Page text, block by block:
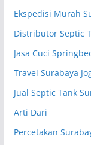
Ekspedisi Murah
Distributor Septic
Jasa Cuci
Travel Surabaya
Jual Septic Tank
Arti Dari
Percetakan